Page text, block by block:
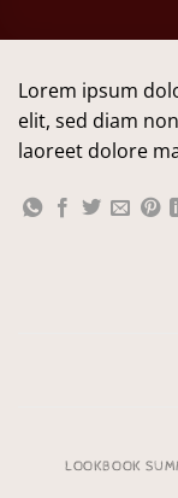
Lorem ipsum
elit, sed diam
laoreet dolore
LOOKBOOK